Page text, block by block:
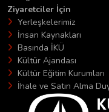
Ziyaretciler İçin
Yerleşkelerimiz
İnsan Kaynakları
Basında İKÜ
Kültür Ajandası
Kültür Eğitim Kurumları
İhale ve Satın Alma